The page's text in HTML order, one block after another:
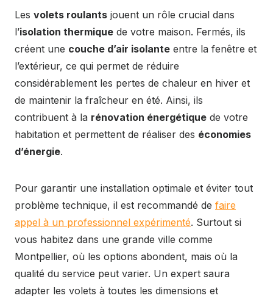
Les volets roulants jouent un rôle crucial dans
l’isolation thermique de votre maison. Fermés, ils
créent une couche d’air isolante entre la fenêtre et
l’extérieur, ce qui permet de réduire
considérablement les pertes de chaleur en hiver et
de maintenir la fraîcheur en été. Ainsi, ils
contribuent à la rénovation énergétique de votre
habitation et permettent de réaliser des économies
d’énergie.
Pour garantir une installation optimale et éviter tout
problème technique, il est recommandé de faire
appel à un professionnel expérimenté. Surtout si
vous habitez dans une grande ville comme
Montpellier, où les options abondent, mais où la
qualité du service peut varier. Un expert saura
adapter les volets à toutes les dimensions et